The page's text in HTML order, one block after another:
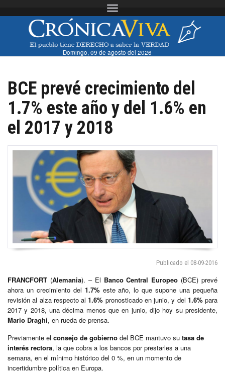
Toggle navigation
Domingo, 09 de agosto del 2026
BCE prevé crecimiento del
1.7% este año y del 1.6% en
el 2017 y 2018
Publicado el 08-09-2016
FRANCFORT (Alemania). – El Banco Central Europeo (BCE) prevé
ahora un crecimiento del 1.7%este año, lo que supone una pequeña
revisión al alza respecto al 1.6% pronosticado en junio, y del 1.6%para
2017 y 2018, una décima menos que en junio, dijo hoy su presidente,
Mario Draghi, en rueda de prensa.
Previamente el consejo de gobierno del BCE mantuvo su tasa de
interés rectora, la que cobra a los bancos por prestarles a una
semana, en el mínimo histórico del 0 %, en un momento de
incertidumbre política en Europa.